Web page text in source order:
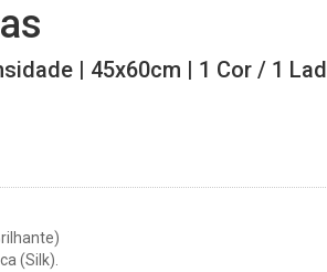
| 45x60cm | 1 Cor / 1
(Silk).